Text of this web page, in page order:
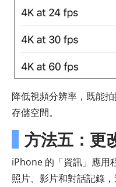
降低視頻分辨率，既能
存儲空間。
方法五：更
iPhone 的「資訊」應用
照片、影片和對話記錄